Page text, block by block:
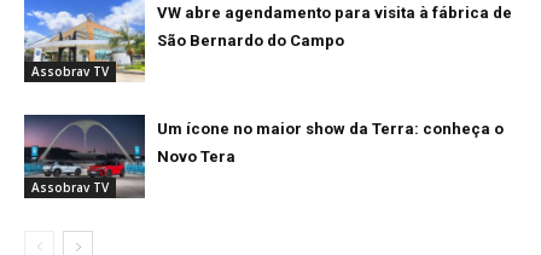
Assobrav TV
VW abre agendamento para visita à fábrica de
São Bernardo do Campo
Assobrav TV
Um ícone no maior show da Terra: conheça o
Novo Tera